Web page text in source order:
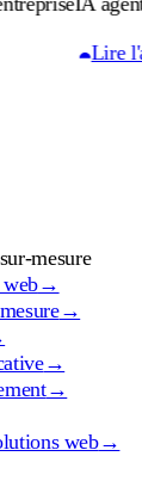
Lire l'article
mesure
→
→
→
→
web→